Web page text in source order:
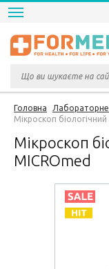
Головна
Мікроскоп
Мікроскоп
MICROmed